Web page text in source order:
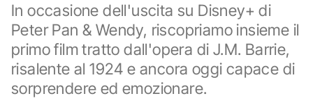
In occasione dell'uscita su Disney+ di
Peter Pan & Wendy, riscopriamo insieme il
primo film tratto dall'opera di J.M. Barrie,
risalente al 1924 e ancora oggi capace di
sorprendere ed emozionare.